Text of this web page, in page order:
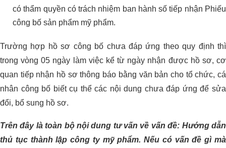
có thẩm quyền có trách nhiệm ban hành số tiếp nhận Phiếu
công bố sản phẩm mỹ phẩm.
Trường hợp hồ sơ công bố chưa đáp ứng theo quy định thì
trong vòng 05 ngày làm việc kể từ ngày nhận được hồ sơ, cơ
quan tiếp nhận hồ sơ thông báo bằng văn bản cho tổ chức, cá
nhân công bố biết cụ thể các nội dung chưa đáp ứng để sửa
đổi, bổ sung hồ sơ.
Trên đây là toàn bộ nội dung tư vấn về vấn đề: Hướng dẫn
thủ tục thành lập công ty mỹ phẩm. Nếu có vấn đề gì mà